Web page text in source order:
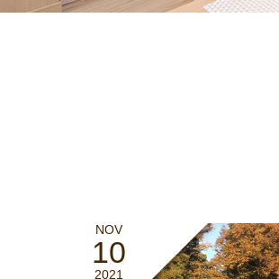
NOV
10
2021